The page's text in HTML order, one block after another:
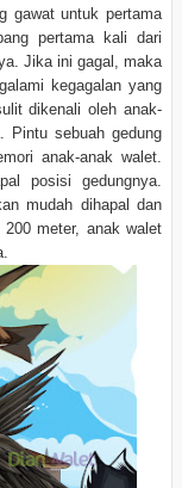
gawat untuk pertama
pertama kali dari
Jika ini gagal, maka
kegagalan yang
dikenali oleh anak-
Pintu sebuah gedung
anak-anak walet.
posisi gedungnya.
mudah dihapal dan
meter, anak walet